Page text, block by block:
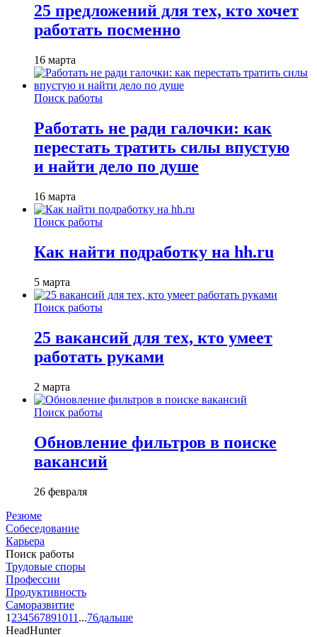
25 предложений для тех, кто хочет
работать посменно
16 марта
Поиск работы
Работать не ради галочки: как
перестать тратить силы впустую
и найти дело по душе
16 марта
Поиск работы
Как найти подработку на hh.ru
5 марта
Поиск работы
25 вакансий для тех, кто умеет
работать руками
2 марта
Поиск работы
Обновление фильтров в поиске
вакансий
26 февраля
Резюме
Собеседование
Карьера
Поиск работы
Трудовые споры
Профессии
Продуктивность
Саморазвитие
1 234567891011 ...76дальше
HeadHunter